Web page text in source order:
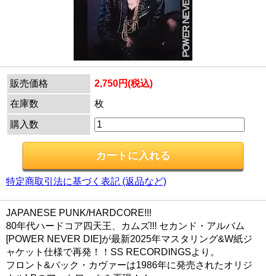
販売価格
2,750円(税込)
在庫数
枚
購入数
特定商取引法に基づく表記 (返品など)
JAPANESE PUNK/HARDCORE!!!
80年代ハードコア四天王、カムズ!!! セカンド・アルバム
[POWER NEVER DIE]が最新2025年マスタリング&W紙ジ
ャケット仕様で再発！！SS RECORDINGSより。
フロント&バック・カヴァーは1986年に発売されたオリジ